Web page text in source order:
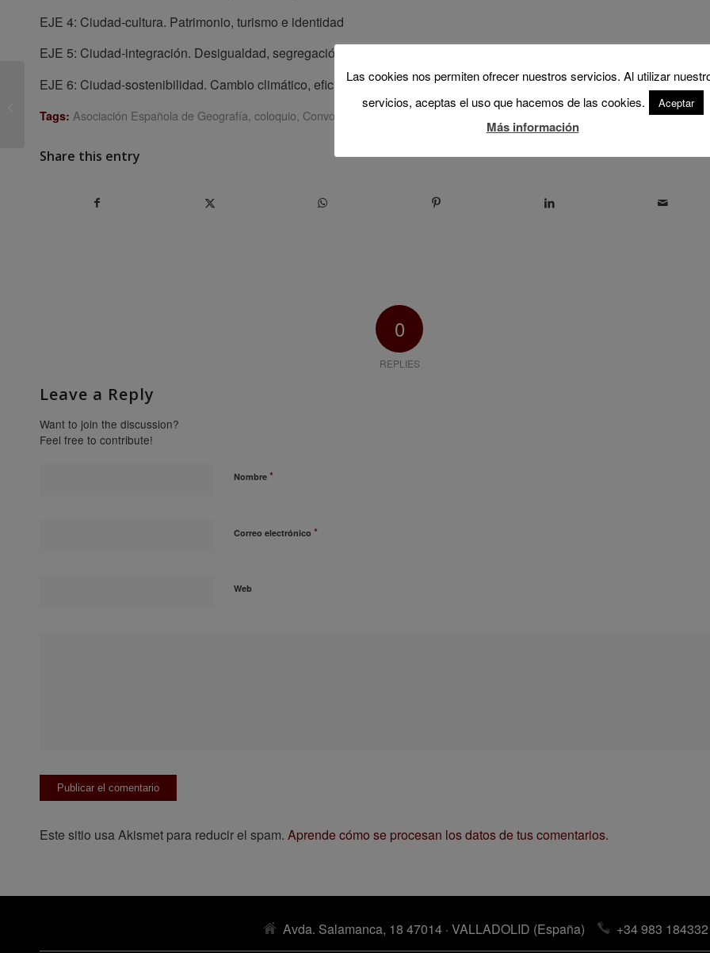
EJE 4: Ciudad-cultura. Patrimonio, turismo e identidad
EJE 5: Ciudad-integración. Desigualdad, segregación, vulnerabilidad y diversidad
EJE 6: Ciudad-sostenibilidad. Cambio climático, eficiencia energética y calidad de vida
Tags: Asociación Española de Geografía, coloquio, Convocatoria XVII Coloquio de Geografía Urbana
Share this entry
0
REPLIES
Leave a Reply
Want to join the discussion?
Feel free to contribute!
Nombre *
Correo electrónico *
Web
Este sitio usa Akismet para reducir el spam. Aprende cómo se procesan los datos de tus comentarios.
Avda. Salamanca, 18 47014 · VALLADOLID (España) +34 983 184332
Convocatoria del XI
de Ordenación del
Las cookies nos permiten ofrecer nuestros servicios. Al utilizar
servicios, aceptas el uso que hacemos de las cookies.
Aceptar
Más información